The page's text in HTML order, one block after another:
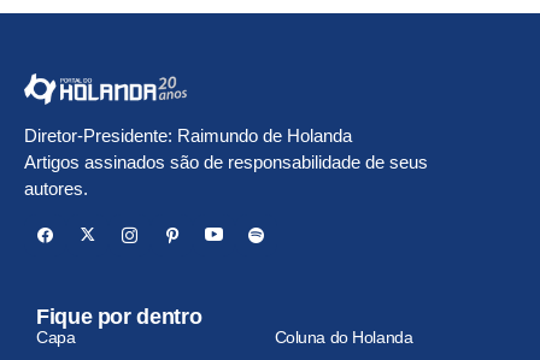
Diretor-Presidente: Raimundo de Holanda
Artigos assinados são de responsabilidade de seus
autores.
Fique por dentro
Capa
Coluna do Holanda